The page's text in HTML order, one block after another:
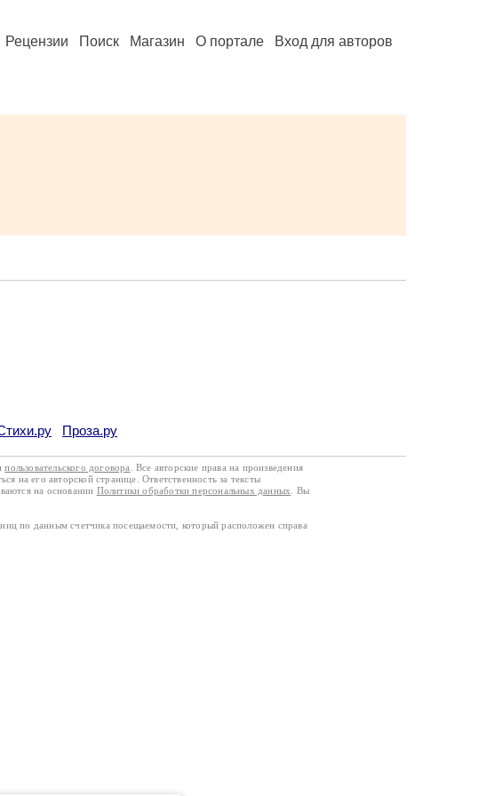
Рецензии Поиск Магазин О портале Вход для авторов
Проза.ру
пользовательского договора
. Все авторские права на произведения
на его авторской странице. Ответственность за тексты
на основании Политики обработки персональных данных
. Вы
по данным счетчика посещаемости, который расположен справа